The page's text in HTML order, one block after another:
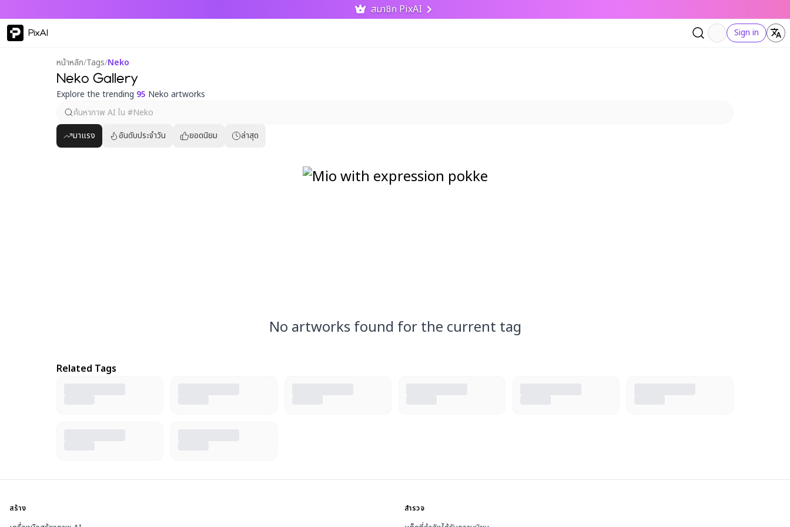
สมาชิก PixAI
PixAI Sign in
หน้าหลัก/Tags/Neko
Neko Gallery
Explore the trending 95 Neko artworks
มาแรง อันดับประจำวัน ยอดนิยม ล่าสุด
No artworks found for the current tag
Related Tags
สร้าง สำรวจ